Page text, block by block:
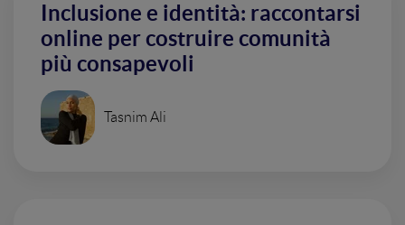
Inclusione e identità: raccontarsi
online per costruire comunità
più consapevoli
Tasnim Ali